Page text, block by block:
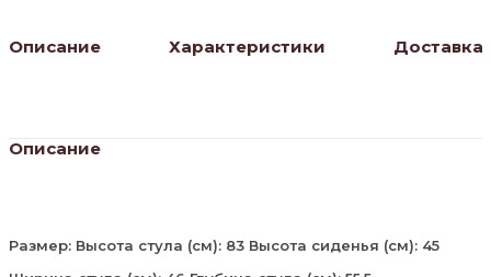
Описание Характеристики Доставка
Описание
Размер: Высота стула (см): 83 Высота сиденья (см): 45